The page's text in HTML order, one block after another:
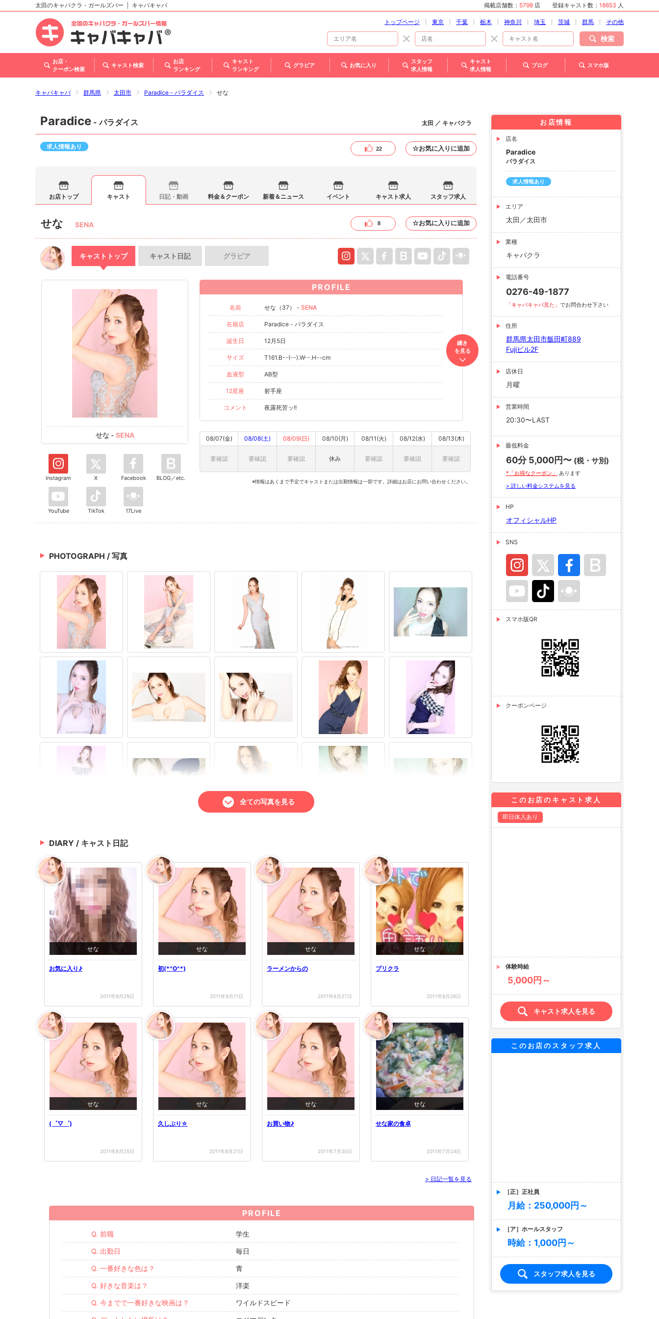
北海道
東北
甲信越・北陸
関西
太田のキャバクラ・ガールズバー キャバキャバ 掲載店舗数： 5798 店 登録キャスト数： 18653 人
トップページ 東京 千葉 栃木 神奈川 埼玉 茨城 群馬 その他
検索
お店・
クーポン検索
キャスト検索
お店
ランキング
キャスト
ランキング
グラビア お気に入り
スタッフ
求人情報
キャスト
求人情報
ブログ スマホ版
キャバキャバ 群馬県 太田市 Paradice - パラダイス せな
Paradice - パラダイス 太田 ／ キャバクラ
求人情報あり 22 ☆お気に入りに追加
お店トップ キャスト 日記・動画 料金＆クーポン 新着＆ニュース イベント キャスト求人 スタッフ求人
せな SENA 8 ☆お気に入りに追加
キャスト トップ キャスト 日記 グラビア
せな - SENA
Instagram X Facebook BLOG／etc.
YouTube TikTok 17Live
PROFILE
名前 せな（37） - SENA
在籍店 Paradice - パラダイス
誕生日 12月5日
サイズ T161.B--(--).W--.H--cm
血液型 AB型
12星座 射手座
コメント 夜露死苦ッ!!
續き
を見る
08/07(金) 08/08(土) 08/09(日) 08/10(月) 08/11(火) 08/12(水) 08/13(木)
要確認 要確認 要確認 休み 要確認 要確認 要確認
※情報はあくまで予定でキャストまたは出勤情報は一部です。詳細はお店にお問い合わせください。
PHOTOGRAPH / 写真
全ての写真を見る
DIARY / キャスト日記
せな
お気に入り♪
2011年9月29日
せな
初(*^O^*)
2011年9月11日
せな
ラーメンからの
2011年8月27日
せな
プリクラ
2011年8月26日
せな
(゜▽゜)
2011年8月25日
せな
久しぶり☆
2011年8月21日
せな
お買い物♪
2011年7月30日
せな
せな家の食卓
2011年7月24日
> 日記一覧を見る
PROFILE
Q. 前職 学生
Q. 出勤日 毎日
Q. 一番好きな色は？ 青
Q. 好きな音楽は？ 洋楽
Q. 今までで一番好きな映画は？ ワイルドスピード
お店情報
店名
Paradice
パラダイス
求人情報あり
エリア
太田／太田市
業種
キャバクラ
電話番号
0276-49-1877
「キャバキャバ見た」 でお問合わせ下さい
住所
群馬県太田市飯田町889
Fujiビル2F
店休日
月曜
営業時間
20:30〜LAST
最低料金
60分 5,000円〜 (税・サ別)
*「お得なクーポン」
あります
> 詳しい料金システムを見る
HP
オフィシャルHP
SNS
スマホ版QR
クーポンページ
このお店のキャスト求人
即日体入あり
キャスト求人を見る
このお店のスタッフ求人
時給：1,000円～
Paradice
パラダイス